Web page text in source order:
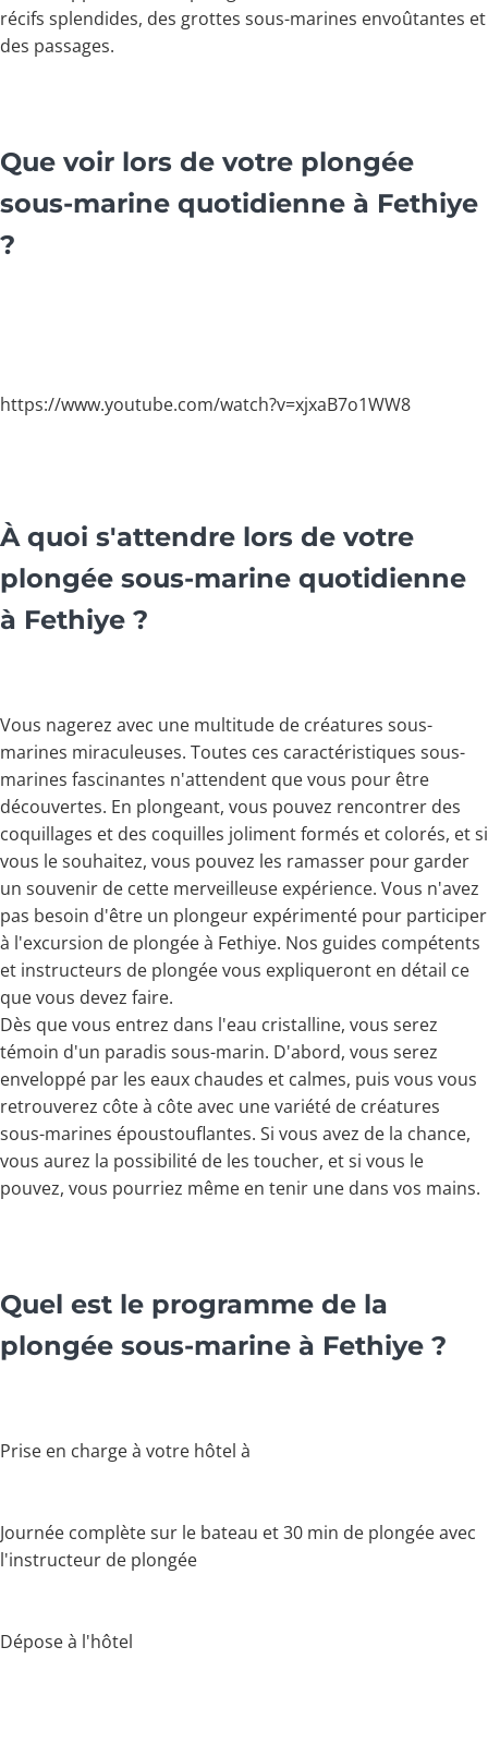
récifs splendides, des grottes sous-marines envoûtantes et
des passages.
Que voir lors de votre plongée
sous-marine quotidienne à Fethiye
?
https://www.youtube.com/watch?v=xjxaB7o1WW8
À quoi s'attendre lors de votre
plongée sous-marine quotidienne
à Fethiye ?
Vous nagerez avec une multitude de créatures sous-
marines miraculeuses. Toutes ces caractéristiques sous-
marines fascinantes n'attendent que vous pour être
découvertes. En plongeant, vous pouvez rencontrer des
coquillages et des coquilles joliment formés et colorés, et si
vous le souhaitez, vous pouvez les ramasser pour garder
un souvenir de cette merveilleuse expérience. Vous n'avez
pas besoin d'être un plongeur expérimenté pour participer
à l'excursion de plongée à Fethiye. Nos guides compétents
et instructeurs de plongée vous expliqueront en détail ce
que vous devez faire.
Dès que vous entrez dans l'eau cristalline, vous serez
témoin d'un paradis sous-marin. D'abord, vous serez
enveloppé par les eaux chaudes et calmes, puis vous vous
retrouverez côte à côte avec une variété de créatures
sous-marines époustouflantes. Si vous avez de la chance,
vous aurez la possibilité de les toucher, et si vous le
pouvez, vous pourriez même en tenir une dans vos mains.
Quel est le programme de la
plongée sous-marine à Fethiye ?
Prise en charge à votre hôtel à
Journée complète sur le bateau et 30 min de plongée avec
l'instructeur de plongée
Dépose à l'hôtel